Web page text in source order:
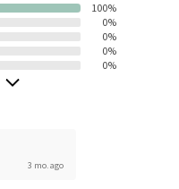
100%
0%
0%
0%
0%
3 mo. ago
Sandvika